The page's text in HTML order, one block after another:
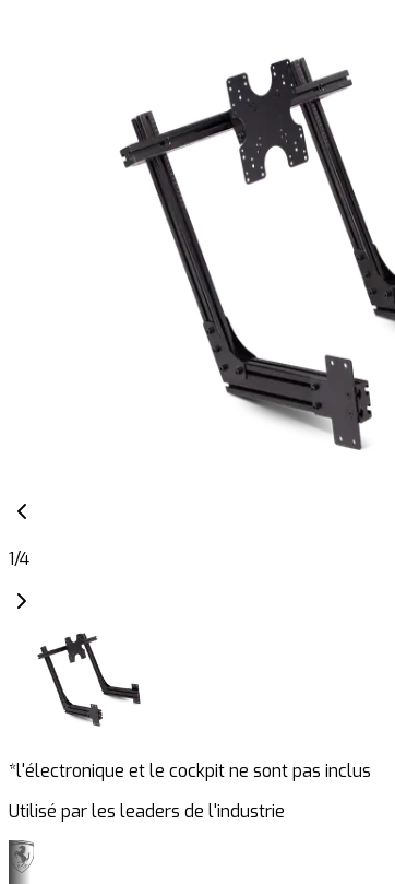
1/4
*l'électronique et le cockpit ne sont pas inclus
Utilisé par les leaders de l'industrie